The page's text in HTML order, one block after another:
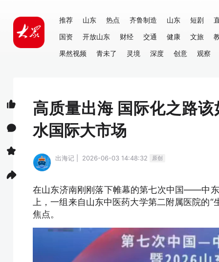
推荐 山东 热点 齐鲁制造 山东 短剧
国资
开放山东 财经 交通 健康 文旅
果然视频
青未了 灵境 深度 创意 观察
高质量出海 国际化之路
水国际大市场
出海记 | 2026-06-03 14:48:32 原创
在山东济南刚刚落下帷幕的第七次中国——中
上，一组来自山东中医药大学第二附属医院的
焦点。